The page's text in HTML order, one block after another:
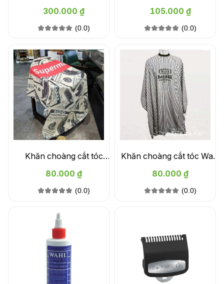
hãng Black Magnetic
Straight Edge Razor
300.000 ₫
(0.0)
sương jRL JC00374
105.000 ₫
(0.0)
Khăn choàng cắt tóc
Supreme
80.000 ₫
(0.0)
Khăn choàng cắt tóc Wahl
- màu trắng
80.000 ₫
(0.0)